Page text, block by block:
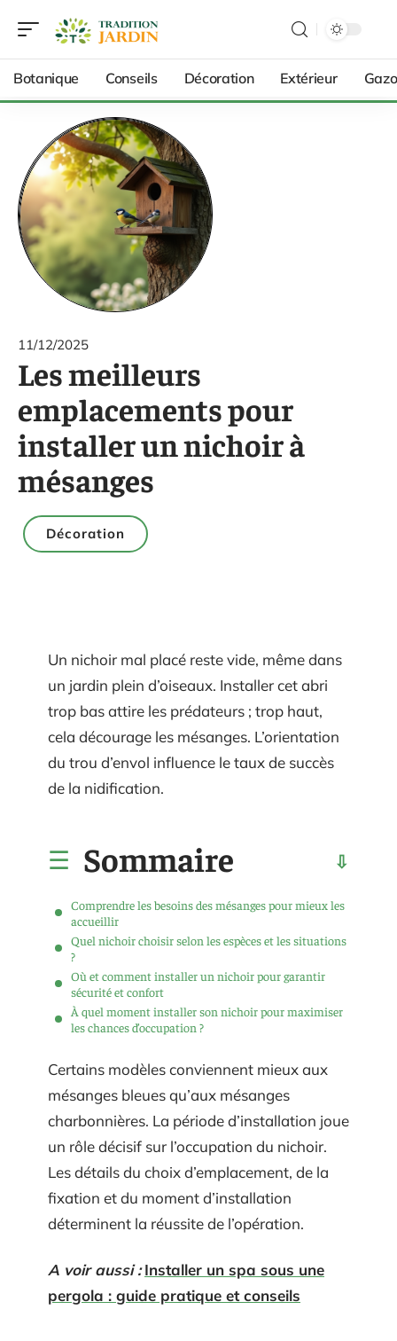
Botanique Conseils Décoration Extérieur
11/12/2025
Les meilleurs
emplacements pour
installer un nichoir à
mésanges
Décoration
Un nichoir mal placé reste vide, même dans
un jardin plein d’oiseaux. Installer cet abri
trop bas attire les prédateurs ; trop haut,
cela décourage les mésanges. L’orientation
du trou d’envol influence le taux de succès
de la nidification.
Sommaire
Comprendre les besoins des mésanges pour mieux les
accueillir
Quel nichoir choisir selon les espèces et les situations
?
Où et comment installer un nichoir pour garantir
sécurité et confort
À quel moment installer son nichoir pour maximiser
les chances d’occupation ?
Certains modèles conviennent mieux aux
mésanges bleues qu’aux mésanges
charbonnières. La période d’installation joue
un rôle décisif sur l’occupation du nichoir.
Les détails du choix d’emplacement, de la
fixation et du moment d’installation
déterminent la réussite de l’opération.
A voir aussi : Installer un spa sous une
pergola : guide pratique et conseils